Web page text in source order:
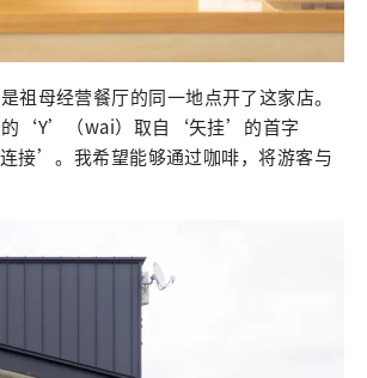
祖母经营餐厅的同一地点开了这家店。
的‘Y’（wai）取自‘矢挂’的首字
’。我希望能够通过咖啡，将游客与